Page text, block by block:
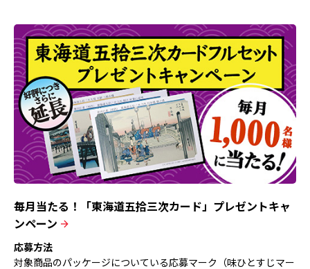
毎月当たる！「東海道五拾三次カード」 プレゼントキャ
ンペーン
応募方法
対象商品のパッケージについている応募マーク（味ひとすじマー